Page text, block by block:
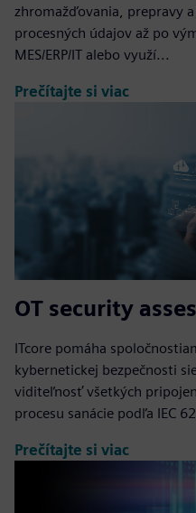
zhromažďovania, prepravy
procesných údajov až po
MES/ERP/IT alebo využí...
Prečítajte si viac
OT security
ITcore pomáha
kybernetickej bezpečnosti
viditeľnosť všetkých
procesu sanácie podľa IEC
Prečítajte si viac